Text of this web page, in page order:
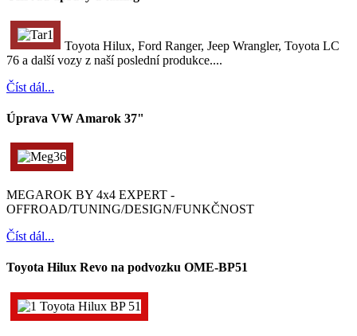
Toyota Hilux, Ford Ranger, Jeep Wrangler, Toyota LC
76 a další vozy z naší poslední produkce....
Číst dál...
Úprava VW Amarok 37"
MEGAROK BY 4x4 EXPERT -
OFFROAD/TUNING/DESIGN/FUNKČNOST
Číst dál...
Toyota Hilux Revo na podvozku OME-BP51